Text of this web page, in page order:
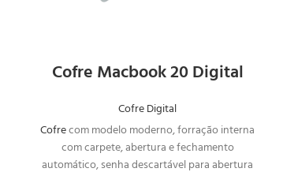
Cofre Macbook 20 Digital
Cofre Digital
Cofrecom modelo moderno, forração interna
com carpete, abertura e fechamento
automático, senha descartável para abertura